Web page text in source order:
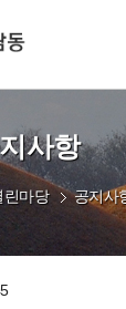
사항
린마당 공지사